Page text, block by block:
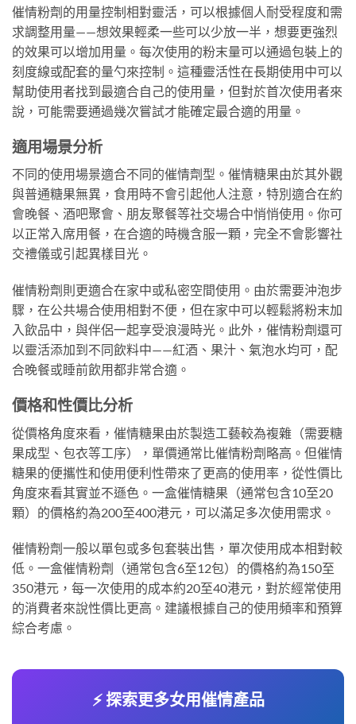
催情粉劑的用量控制相對靈活，可以根據個人耐受程度和需
求調整用量——想效果輕柔一些可以少放一半，想要更強烈
的效果可以增加用量。每次使用的粉末量可以通過包裝上的
刻度線或配套的量勺來控制。這種靈活性在長期使用中可以
幫助使用者找到最適合自己的使用量，但對於首次使用者來
說，可能需要通過幾次嘗試才能確定最合適的用量。
適用場景分析
不同的使用場景適合不同的催情劑型。催情糖果由於其外觀
與普通糖果無異，食用時不會引起他人注意，特別適合在約
會晚餐、酒吧聚會、朋友聚餐等社交場合中悄悄使用。你可
以正常入席用餐，在合適的時機含服一顆，完全不會影響社
交禮儀或引起異樣目光。
催情粉劑則更適合在家中或私密空間使用。由於需要沖泡步
驟，在公共場合使用相對不便，但在家中可以輕鬆將粉末加
入飲品中，與伴侶一起享受浪漫時光。此外，催情粉劑還可
以靈活添加到不同飲料中——紅酒、果汁、氣泡水均可，配
合晚餐或睡前飲用都非常合適。
價格和性價比分析
從價格角度來看，催情糖果由於製造工藝較為複雜（需要糖
果成型、包衣等工序），單價通常比催情粉劑略高。但催情
糖果的便攜性和使用便利性帶來了更高的使用率，從性價比
角度來看其實並不遜色。一盒催情糖果（通常包含10至20
顆）的價格約為200至400港元，可以滿足多次使用需求。
催情粉劑一般以單包或多包套裝出售，單次使用成本相對較
低。一盒催情粉劑（通常包含6至12包）的價格約為150至
350港元，每一次使用的成本約20至40港元，對於經常使用
的消費者來說性價比更高。建議根據自己的使用頻率和預算
綜合考慮。
⚡ 探索更多女用催情產品